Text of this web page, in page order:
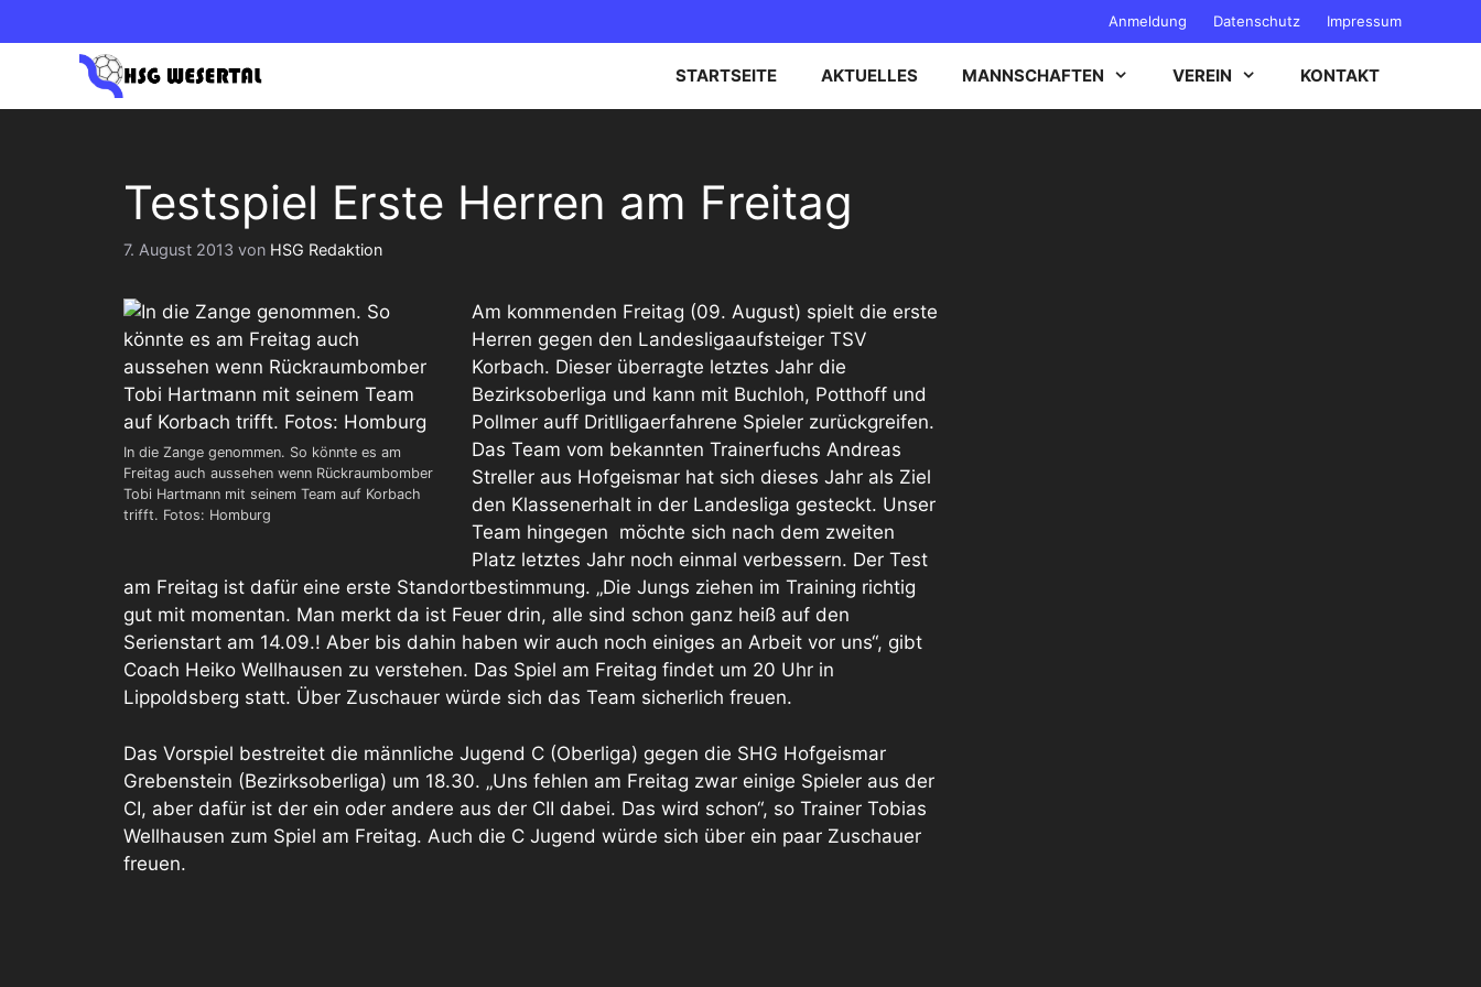
Inhalt
Anmeldung Datenschutz Impressum
STARTSEITE AKTUELLES MANNSCHAFTEN
2. HERREN BEZIRKSLIGA 2. DAMEN BEZIRKSOBERLIGA C-JUGEND
VEREIN KONTAKT
Testspiel Erste Herren am Freitag
7. August 2013 von HSG Redaktion
In die Zange genommen. So könnte es am
Freitag auch aussehen wenn Rückraumbomber
Tobi Hartmann mit seinem Team auf Korbach
trifft. Fotos: Homburg
Am kommenden Freitag (09. August) spielt die erste
Herren gegen den Landesligaaufsteiger TSV
Korbach. Dieser überragte letztes Jahr die
Bezirksoberliga und kann mit Buchloh, Potthoff und
Pollmer auff Dritlligaerfahrene Spieler zurückgreifen.
Das Team vom bekannten Trainerfuchs Andreas
Streller aus Hofgeismar hat sich dieses Jahr als Ziel
den Klassenerhalt in der Landesliga gesteckt. Unser
Team hingegen möchte sich nach dem zweiten
Platz letztes Jahr noch einmal verbessern. Der Test
am Freitag ist dafür eine erste Standortbestimmung. „Die Jungs ziehen im Training richtig
gut mit momentan. Man merkt da ist Feuer drin, alle sind schon ganz heiß auf den
Serienstart am 14.09.! Aber bis dahin haben wir auch noch einiges an Arbeit vor uns“, gibt
Coach Heiko Wellhausen zu verstehen. Das Spiel am Freitag findet um 20 Uhr in
Lippoldsberg statt. Über Zuschauer würde sich das Team sicherlich freuen.
Das Vorspiel bestreitet die männliche Jugend C (Oberliga) gegen die SHG Hofgeismar
Grebenstein (Bezirksoberliga) um 18.30. „Uns fehlen am Freitag zwar einige Spieler aus der
CI, aber dafür ist der ein oder andere aus der CII dabei. Das wird schon“, so Trainer Tobias
Wellhausen zum Spiel am Freitag. Auch die C Jugend würde sich über ein paar Zuschauer
freuen.